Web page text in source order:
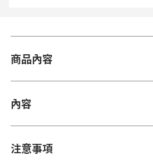
商品內容
內容
注意事項